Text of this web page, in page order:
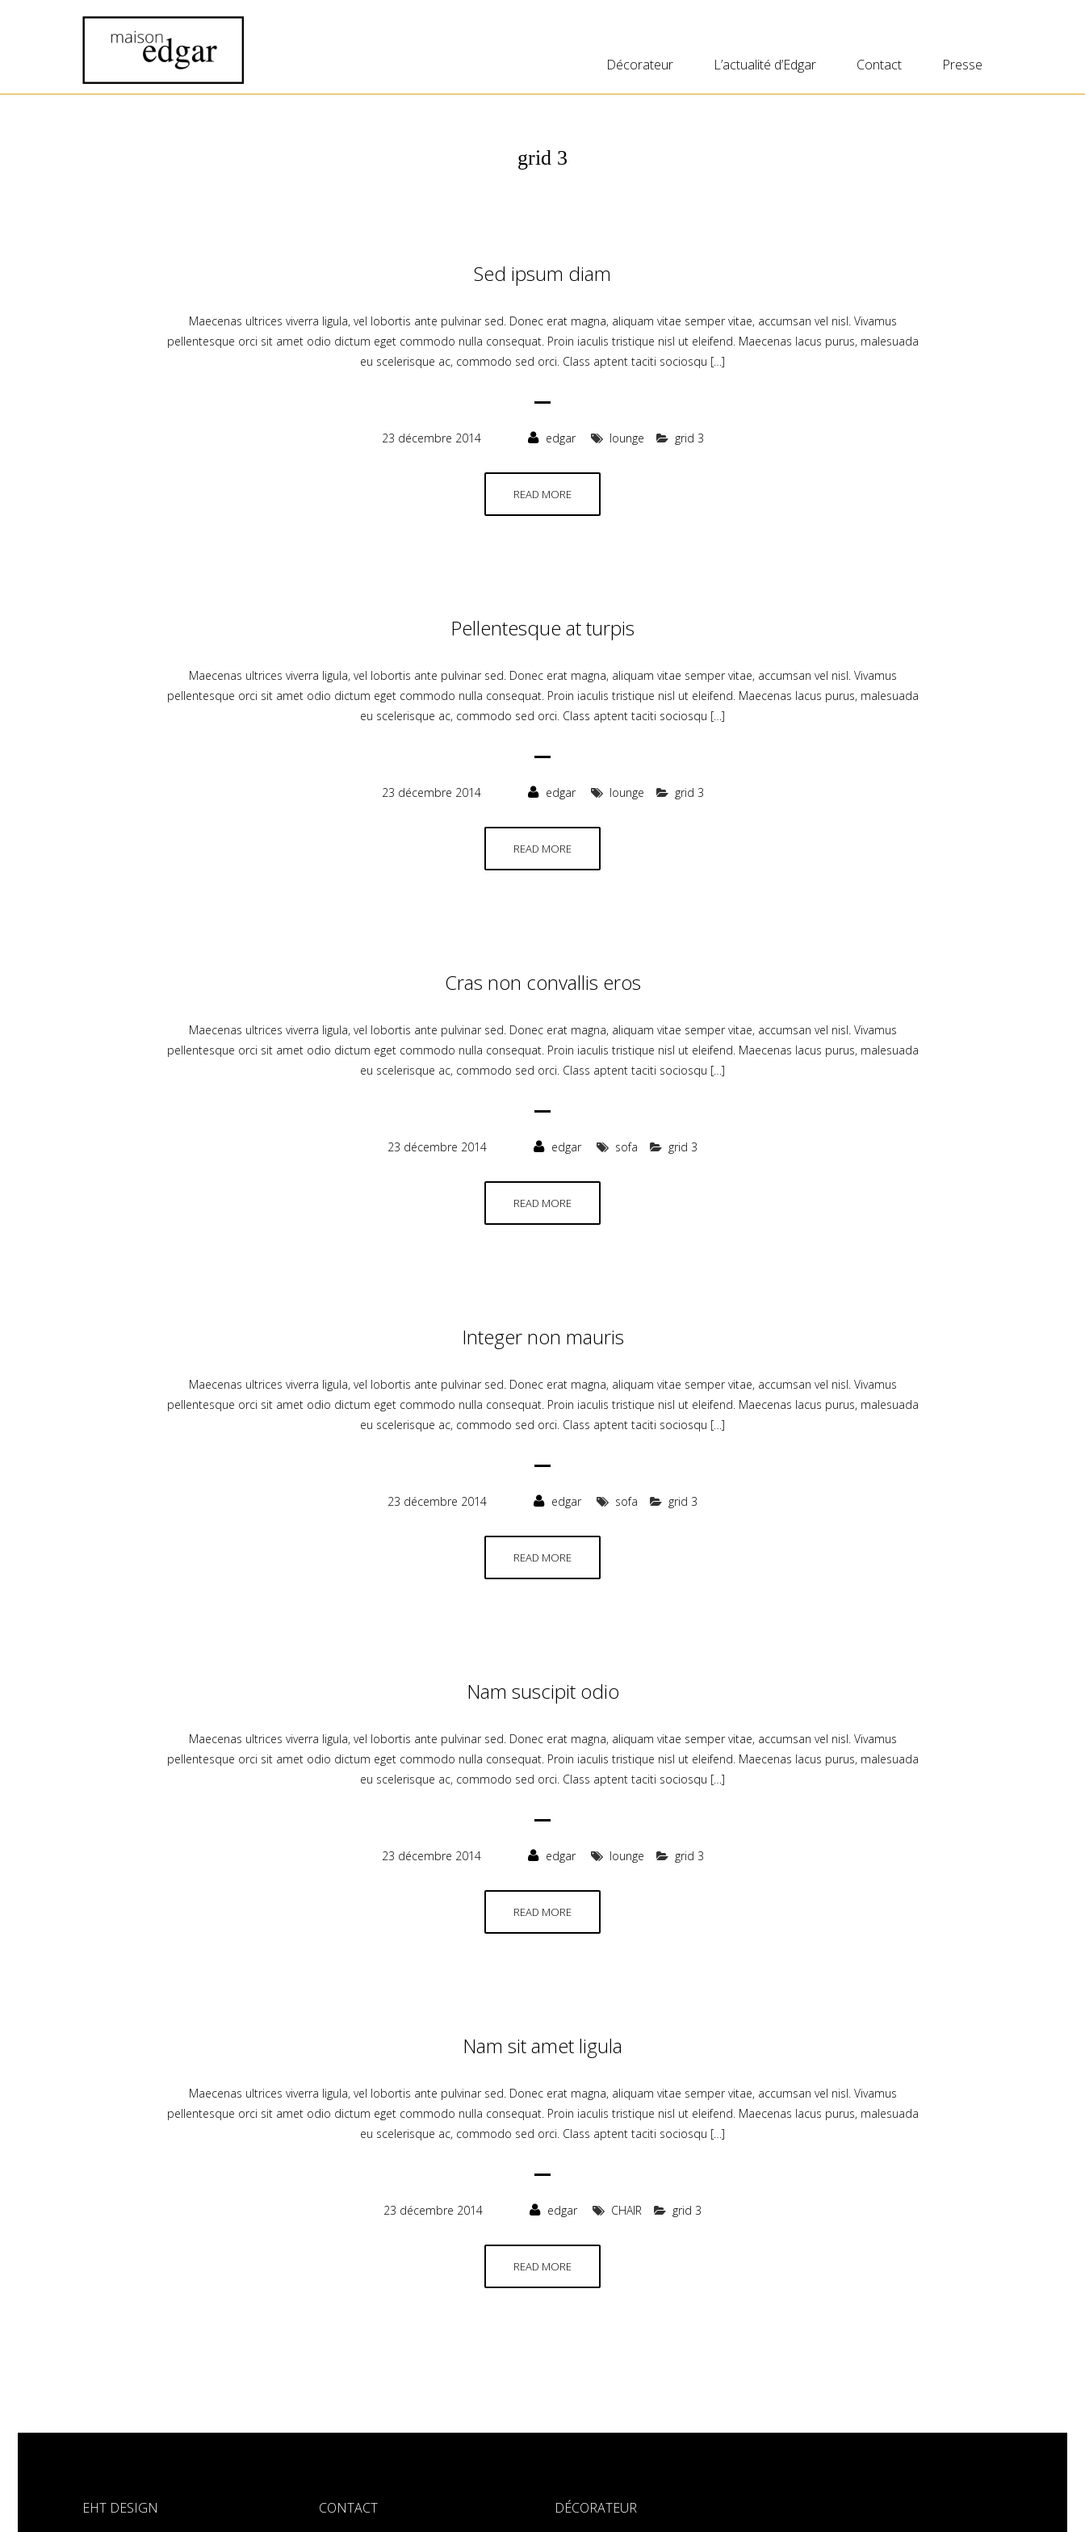
Décorateur L’actualité d’Edgar Contact Presse
grid 3
Sed ipsum diam
Maecenas ultrices viverra ligula, vel lobortis ante pulvinar sed. Donec erat magna, aliquam vitae semper vitae, accumsan vel nisl. Vivamus
pellentesque orci sit amet odio dictum eget commodo nulla consequat. Proin iaculis tristique nisl ut eleifend. Maecenas lacus purus, malesuada
eu scelerisque ac, commodo sed orci. Class aptent taciti sociosqu […]
23 décembre 2014 edgar lounge grid 3
READ MORE
Pellentesque at turpis
Maecenas ultrices viverra ligula, vel lobortis ante pulvinar sed. Donec erat magna, aliquam vitae semper vitae, accumsan vel nisl. Vivamus
pellentesque orci sit amet odio dictum eget commodo nulla consequat. Proin iaculis tristique nisl ut eleifend. Maecenas lacus purus, malesuada
eu scelerisque ac, commodo sed orci. Class aptent taciti sociosqu […]
23 décembre 2014 edgar lounge grid 3
READ MORE
Cras non convallis eros
Maecenas ultrices viverra ligula, vel lobortis ante pulvinar sed. Donec erat magna, aliquam vitae semper vitae, accumsan vel nisl. Vivamus
pellentesque orci sit amet odio dictum eget commodo nulla consequat. Proin iaculis tristique nisl ut eleifend. Maecenas lacus purus, malesuada
eu scelerisque ac, commodo sed orci. Class aptent taciti sociosqu […]
23 décembre 2014 edgar sofa grid 3
READ MORE
Integer non mauris
Maecenas ultrices viverra ligula, vel lobortis ante pulvinar sed. Donec erat magna, aliquam vitae semper vitae, accumsan vel nisl. Vivamus
pellentesque orci sit amet odio dictum eget commodo nulla consequat. Proin iaculis tristique nisl ut eleifend. Maecenas lacus purus, malesuada
eu scelerisque ac, commodo sed orci. Class aptent taciti sociosqu […]
23 décembre 2014 edgar sofa grid 3
READ MORE
Nam suscipit odio
Maecenas ultrices viverra ligula, vel lobortis ante pulvinar sed. Donec erat magna, aliquam vitae semper vitae, accumsan vel nisl. Vivamus
pellentesque orci sit amet odio dictum eget commodo nulla consequat. Proin iaculis tristique nisl ut eleifend. Maecenas lacus purus, malesuada
eu scelerisque ac, commodo sed orci. Class aptent taciti sociosqu […]
23 décembre 2014 edgar lounge grid 3
READ MORE
Nam sit amet ligula
Maecenas ultrices viverra ligula, vel lobortis ante pulvinar sed. Donec erat magna, aliquam vitae semper vitae, accumsan vel nisl. Vivamus
pellentesque orci sit amet odio dictum eget commodo nulla consequat. Proin iaculis tristique nisl ut eleifend. Maecenas lacus purus, malesuada
eu scelerisque ac, commodo sed orci. Class aptent taciti sociosqu […]
23 décembre 2014 edgar CHAIR grid 3
READ MORE
EHT DESIGN CONTACT DÉCORATEUR